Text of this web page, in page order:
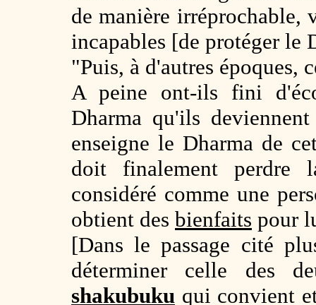
de manière irréprochable,
incapables [de protéger le
"Puis, à d'autres époques,
A peine ont-ils fini
Dharma qu'ils
enseigne le Dharma de
doit finalement perdre
considéré comme une
obtient des bienfaits pour
[Dans le passage cité
déterminer celle des
shakubuku qui convient